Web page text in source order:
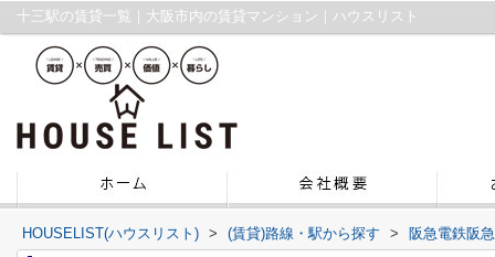
十三駅の賃貸一覧｜大阪市内の賃貸マンション｜ハウスリスト
HOUSELIST(ハウスリスト) > (賃貸)路線・駅から探す > 阪急電鉄阪